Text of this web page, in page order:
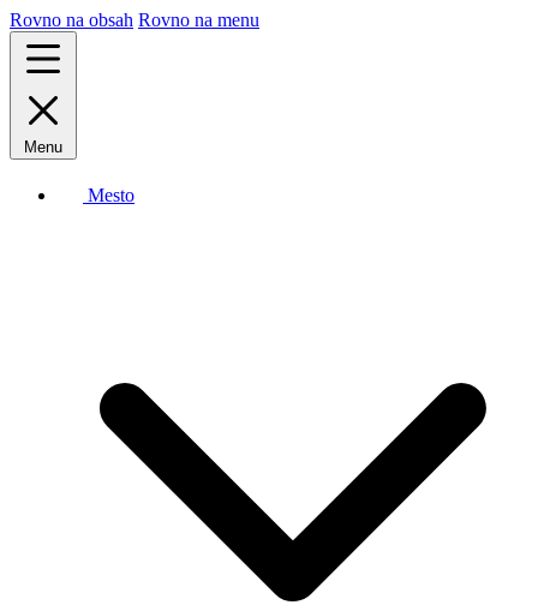
Rovno na obsah Rovno na menu
Menu
Mesto